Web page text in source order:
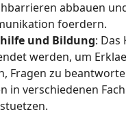
abbauen
foerdern.
und Bildung: Das
werden, um
Fragen zu
in verschiedenen